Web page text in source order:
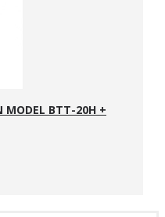
MODEL BTT-20H +